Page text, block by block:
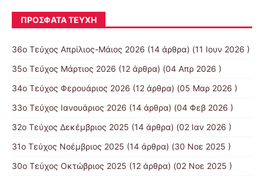
ΠΡΌΣΦΑΤΑ ΤΕΎΧΗ
36ο Τεύχος Απρίλιος-Μάιος 2026 (14 άρθρα) (11 Ιουν 2026 )
35ο Τεύχος Μάρτιος 2026 (12 άρθρα) (04 Απρ 2026 )
34ο Τεύχος Φερουάριος 2026 (12 άρθρα) (05 Μαρ 2026 )
33ο Τεύχος Ιανουάριος 2026 (14 άρθρα) (04 Φεβ 2026 )
32ο Τεύχος Δεκέμβριος 2025 (14 άρθρα) (02 Ιαν 2026 )
31ο Τεύχος Νοέμβριος 2025 (14 άρθρα) (30 Νοε 2025 )
30ο Τεύχος Οκτώβριος 2025 (12 άρθρα) (02 Νοε 2025 )